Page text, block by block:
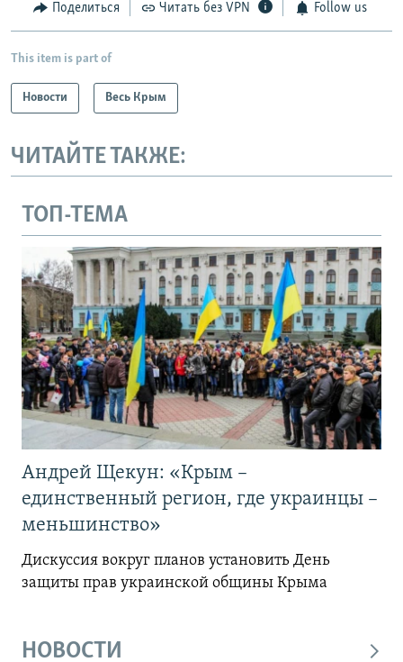
Поделиться Читать без VPN Follow us
This item is part of
Новости Весь Крым
ЧИТАЙТЕ ТАКЖЕ:
ТОП-ТЕМА
Андрей Щекун: «Крым –
единственный регион, где украинцы –
меньшинство»
Дискуссия вокруг планов установить День
защиты прав украинской общины Крыма
НОВОСТИ